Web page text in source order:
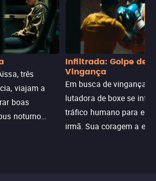
três
viajam a
boas
noturno
Infiltrada: Golpe de
Vingança
Em busca de vingança,
lutadora de boxe se
tráfico humano para
irmã. Sua coragem a